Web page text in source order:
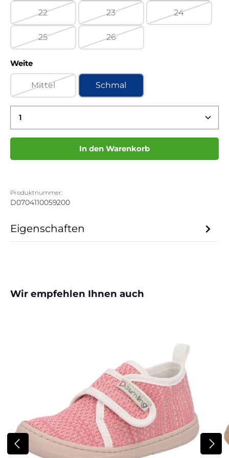
22
(Diese Option ist zurzeit nicht verfügbar.)
23
(Diese Option ist zurzeit nicht
24
25
(Diese Option ist zurzeit nicht verfügbar.)
26
Weiteauswählen
Mittel Schmal
Produkt Anzahl: Gib den gewünschten Wert
In den Warenkorb
Produktnummer:
D0704110059200
Eigenschaften
Produktgalerie überspringen
Wir empfehlen Ihnen auch